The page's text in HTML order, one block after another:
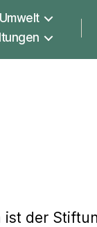
Umwelt
ist der